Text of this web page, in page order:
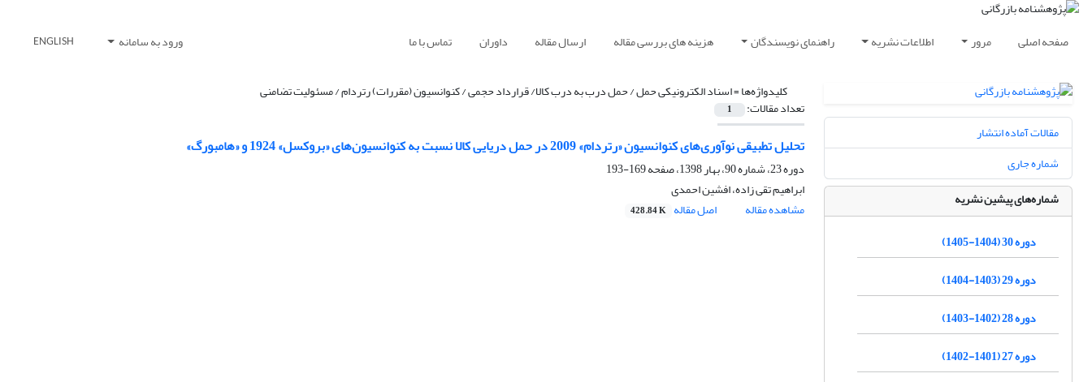
صفحه اصلی مرور اطلاعات نشریه راهنمای نویسندگان هزینه های بررسی مقاله ارسال مقاله داوران تماس با ما ورود به سامانه ENGLISH
کلیدواژه‌ها =اسناد الکترونیکی حمل / حمل درب به درب کالا/ قرارداد حجمی / کنوانسیون (مقررات) رتردام / مسئولیت تضامنی
تعداد مقالات: 1
تحلیل تطبیقی نوآوری‌های کنوانسیون «رتردام» 2009 در حمل دریایی کالا نسبت به کنوانسیون‌های «بروکسل» 1924 و «هامبورگ»
دوره 23، شماره 90، بهار 1398، صفحه
169-193
ابراهیم تقی زاده، افشین احمدی
مشاهده مقاله
اصل مقاله 428.84 K
مقالات آماده انتشار
شماره جاری
شماره‌های پیشین نشریه
دوره 30 (1404-1405)
دوره 29 (1403-1404)
دوره 28 (1402-1403)
دوره 27 (1401-1402)